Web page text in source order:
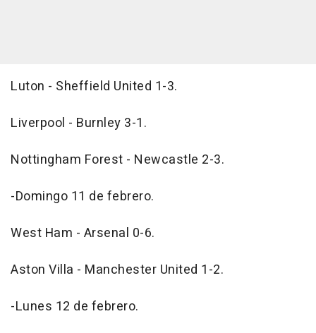
Luton - Sheffield United 1-3.
Liverpool - Burnley 3-1.
Nottingham Forest - Newcastle 2-3.
-Domingo 11 de febrero.
West Ham - Arsenal 0-6.
Aston Villa - Manchester United 1-2.
-Lunes 12 de febrero.